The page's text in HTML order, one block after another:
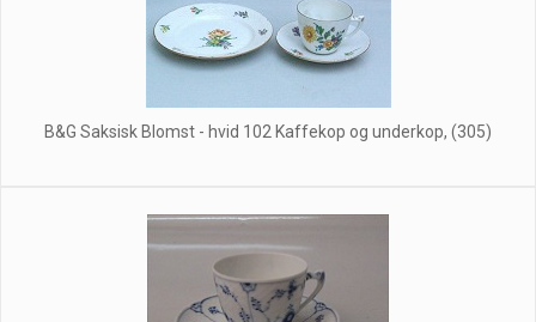
B&G Saksisk Blomst - hvid 102 Kaffekop og underkop, (305)